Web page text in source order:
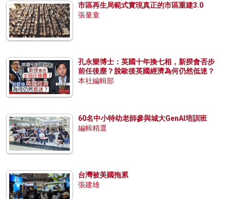
市區再生局範式實現真正的市區重建3.0
張量童
孔永樂博士：英國十年換七相，新揆會否步
前任後塵？脫歐後英國經濟為何仍然低迷？
本社編輯部
60名中小特幼老師參與城大GenAI培訓班
編輯精選
台灣被美國拖累
張建雄